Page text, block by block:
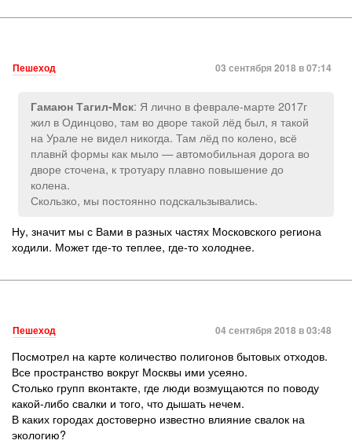
Пешеход 03 сентября 2018 в 07:14
Гамаюн Тагил-Мск: Я лично в феврале-марте 2017г
жил в Одинцово, там во дворе такой лёд был, я такой
на Урале не видел никогда. Там лёд по колено, всё
плавнй формы как мыло — автомобильная дорога во
дворе сточена, к тротуару плавно повышение до
колена.
Скользко, мы постоянно подскальзывались.
Ну, значит мы с Вами в разных частях Московского региона
ходили. Может где-то теплее, где-то холоднее.
Пешеход 04 сентября 2018 в 03:48
Посмотрел на карте количество полигонов бытовых отходов.
Все пространство вокруг Москвы ими усеяно.
Столько групп вконтакте, где люди возмущаются по поводу
какой-либо свалки и того, что дышать нечем.
В каких городах достоверно известно влияние свалок на
экологию?